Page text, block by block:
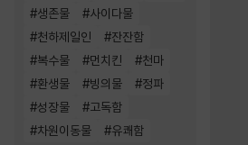
#생존물 #사이다물
#천하제일인 #잔잔함
#복수물 #먼치킨 #천마
#환생물 #빙의물 #정파
#성장물 #고독함
#차원이동물 #유쾌함